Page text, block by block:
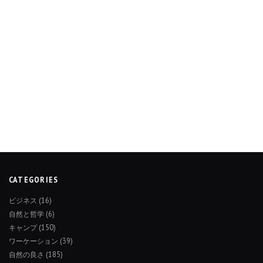
CATEGORIES
ビジネス (16)
自然と哲学 (6)
キャンプ(150)
ワーケーション (39)
自然の良さ (185)